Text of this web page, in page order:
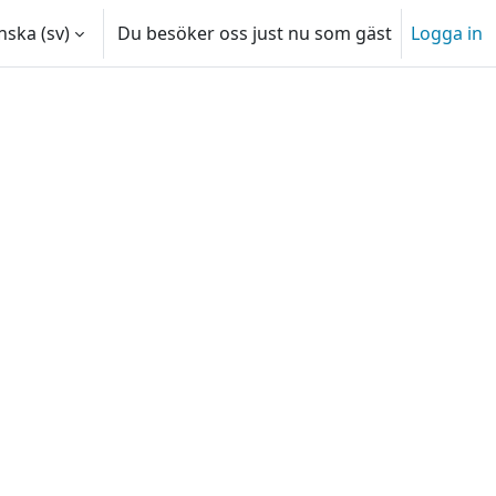
‎(sv)‎ Du besöker oss just nu som gäst Logga in